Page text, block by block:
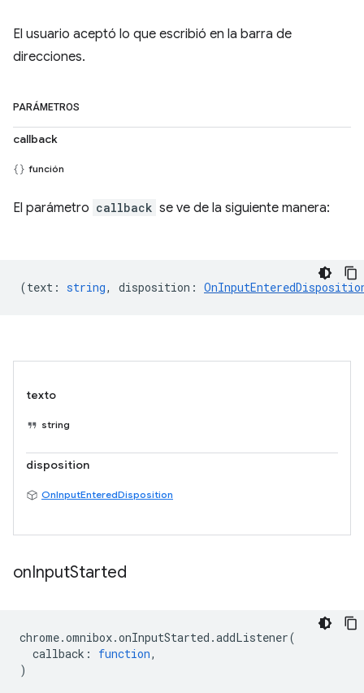
El usuario aceptó lo que escribió en la barra de
direcciones.
PARÁMETROS
callback
función
El parámetro callback se ve de la siguiente manera:
(text : string, disposition :
texto
string
disposition
OnInputEnteredDisposition
onInputStarted
chrome.omnibox.onInputStarted .addListener(
callback : function,
)